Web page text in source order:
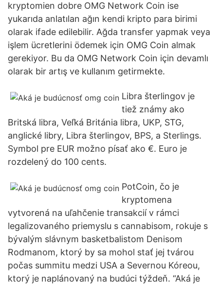
kryptomien dobre OMG Network Coin ise
yukarıda anlatılan ağın kendi kripto para birimi
olarak ifade edilebilir. Ağda transfer yapmak veya
işlem ücretlerini ödemek için OMG Coin almak
gerekiyor. Bu da OMG Network Coin için devamlı
olarak bir artış ve kullanım getirmekte.
Libra šterlingov je
tiež známy ako
Britská libra, Veľká Británia libra, UKP, STG,
anglické libry, Libra šterlingov, BPS, a Sterlings.
Symbol pre EUR možno písať ako €. Euro je
rozdelený do 100 cents.
PotCoin, čo je
kryptomena
vytvorená na uľahčenie transakcií v rámci
legalizovaného priemyslu s cannabisom, rokuje s
bývalým slávnym basketbalistom Denisom
Rodmanom, ktorý by sa mohol stať jej tvárou
počas summitu medzi USA a Severnou Kóreou,
ktorý je naplánovaný na budúci týždeň. “Aká je